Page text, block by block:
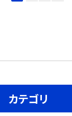
カテゴリ